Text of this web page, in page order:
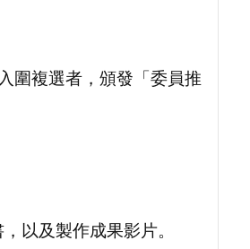
圍複選者，頒發「委員推
以及製作成果影片。